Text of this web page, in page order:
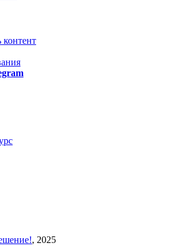
контент
, 2025